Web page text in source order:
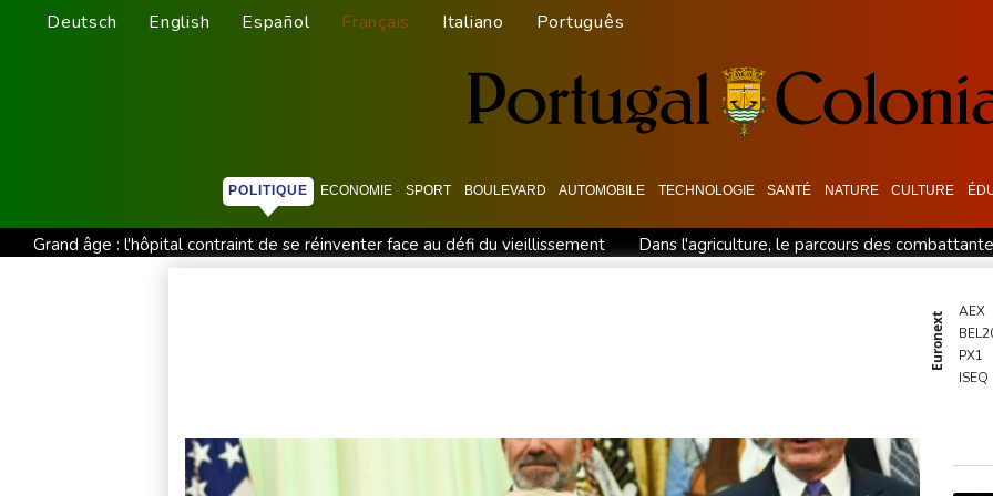
Deutsch English Español Français Italiano Português
POLITIQUE ECONOMIE SPORT BOULEVARD AUTOMOBILE TECHNOLOGIE SANTÉ NATURE CULTURE
Grand âge : l'hôpital contraint de se réinventer face au défi du vieillissement
Dans l'agriculture, le parcours des
Dans la Marne, une parcelle agricole
France: le taux de chômage monte à 8,3% au deuxième trimestre, au plus haut
Guerre au Moyen-Orient: les dirigeants
Euronext AEX
PX1
ISEQ